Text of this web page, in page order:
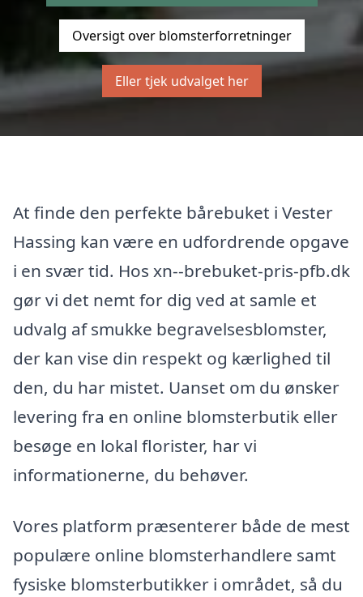
Oversigt over blomsterforretninger
Eller tjek udvalget her
At finde den perfekte bårebuket i Vester
Hassing kan være en udfordrende opgave
i en svær tid. Hos xn--brebuket-pris-pfb.dk
gør vi det nemt for dig ved at samle et
udvalg af smukke begravelsesblomster,
der kan vise din respekt og kærlighed til
den, du har mistet. Uanset om du ønsker
levering fra en online blomsterbutik eller
besøge en lokal florister, har vi
informationerne, du behøver.
Vores platform præsenterer både de mest
populære online blomsterhandlere samt
fysiske blomsterbutikker i området, så du